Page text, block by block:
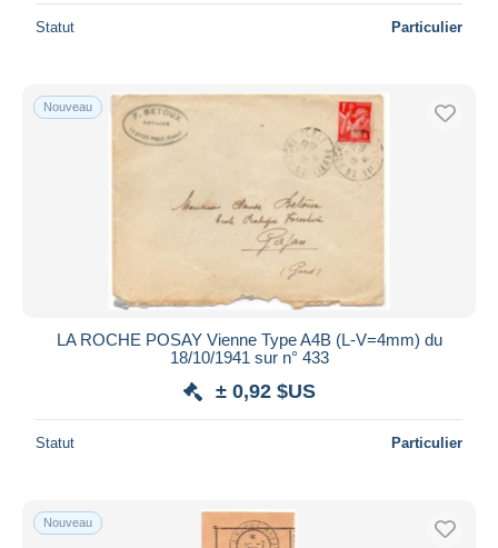
Statut Particulier
Nouveau
LA ROCHE POSAY Vienne Type A4B (L-V=4mm) du
18/10/1941 sur n° 433
± 0,92 $US
Statut Particulier
Nouveau